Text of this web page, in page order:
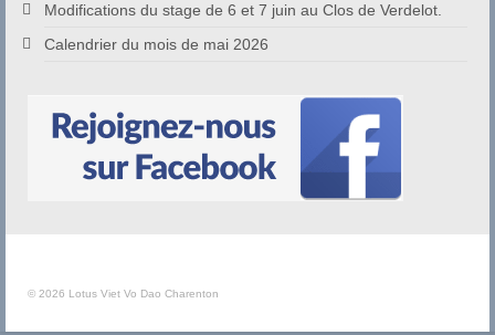
Modifications du stage de 6 et 7 juin au Clos de Verdelot.
Calendrier du mois de mai 2026
© 2026 Lotus Viet Vo Dao Charenton